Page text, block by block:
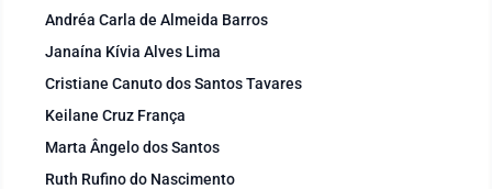
Andréa Carla de Almeida Barros
Janaína Kívia Alves Lima
Cristiane Canuto dos Santos Tavares
Keilane Cruz França
Marta Ângelo dos Santos
Ruth Rufino do Nascimento